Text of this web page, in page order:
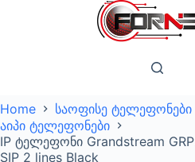
Home
საოფისე ტელეფონები
აიპი ტელეფონები
IP ტელეფონი Grandstream
SIP 2 lines Black